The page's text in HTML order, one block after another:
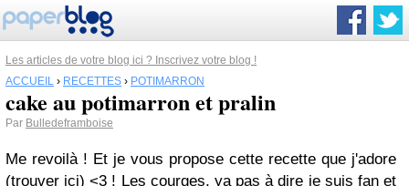
Les articles de votre blog ici ? Inscrivez votre blog !
ACCUEIL › RECETTES › POTIMARRON
cake au potimarron et pralin
Par Bulledeframboise
Me revoilà ! Et je vous propose cette recette que j'adore
(trouver ici) <3 ! Les courges, ya pas à dire je suis fan et